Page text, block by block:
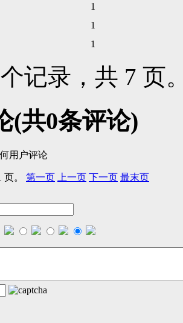
1
1
1
记录，共 7 页
(共0条评论)
用户评论
页。 第一页 上一页 下一页 最末页